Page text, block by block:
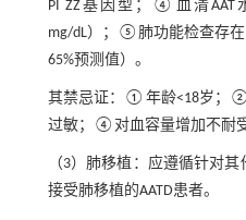
PI ZZ基因型；④血清AAT
mg/dL）；⑤肺功能检查存在
65%预测值）。
其禁忌证：①年龄<18岁；
过敏；④对血容量增加不耐受
（3）肺移植：应遵循针对
接受肺移植的AATD患者。